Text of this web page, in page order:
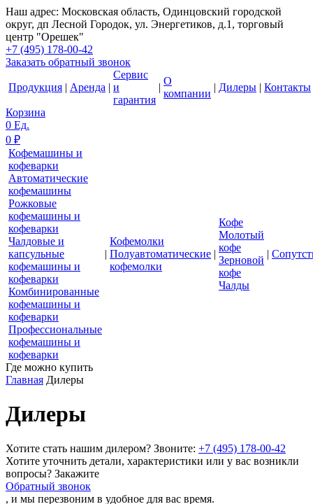
Наш адрес: Московская область, Одинцовский городской
округ, дп Лесной Городок, ул. Энергетиков, д.1, торговый
центр "Орешек"
+7 (495) 178-00-42
Заказать обратный звонок
Продукция | Аренда |
Сервис
и
гарантия
|
О
компании
| Дилеры | Контакты
Корзина
0 Ед.
0 ₽
Кофемашины и
кофеварки
Автоматические
кофемашины
Рожковые
кофемашины и
кофеварки
Чалдовые и
капсульные
кофемашины и
кофеварки
Комбинированные
кофемашины и
кофеварки
Профессиональные
кофемашины и
кофеварки
|
Кофемолки
Полуавтоматические
кофемолки
|
Кофе
Молотый
кофе
Зерновой
кофе
Чалды
|
Где можно купить
Главная Дилеры
Дилеры
Хотите стать нашим дилером? Звоните: +7 (495) 178-00-42
Хотите уточнить детали, характеристики или у вас возникли
вопросы? Закажите
Обратный звонок
, и мы перезвоним в удобное для вас время.